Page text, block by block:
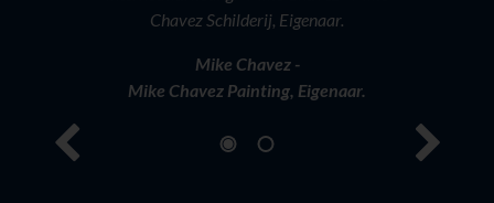
Chavez Schilderij, Eigenaar.
Mike Chavez -
Mike Chavez Painting, Eigenaar.